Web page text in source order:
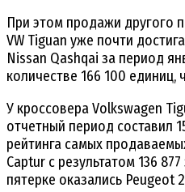
При этом продажи другого
VW Tiguan уже почти
Nissan Qashqai за период
количестве 166 100 единиц,
У кроссовера Volkswagen
отчетный период составил
рейтинга самых
Captur с результатом 136
пятерке оказались Peugeot